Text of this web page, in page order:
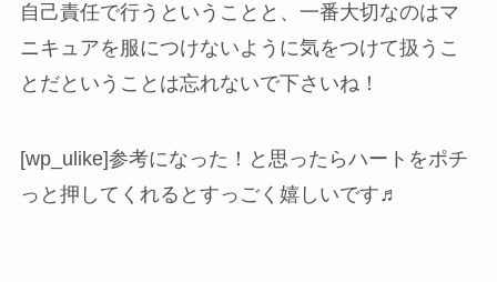
自己責任で行うということと、一番大切なのはマ
ニキュアを服につけないように気をつけて扱うこ
とだということは忘れないで下さいね！
[wp_ulike]参考になった！と思ったらハートをポチ
っと押してくれるとすっごく嬉しいです♬